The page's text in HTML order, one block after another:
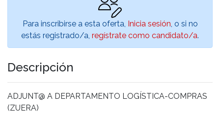
Para inscribirse a esta oferta, Inicia sesión , o si no
estás registrado/a, regístrate como candidato/a.
Descripción
ADJUNT@ A DEPARTAMENTO LOGÍSTICA-COMPRAS
(ZUERA)